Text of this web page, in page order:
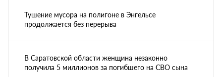
Тушение мусора на полигоне в Энгельсе
продолжается без перерыва
В Саратовской области женщина незаконно
получила 5 миллионов за погибшего на СВО сына